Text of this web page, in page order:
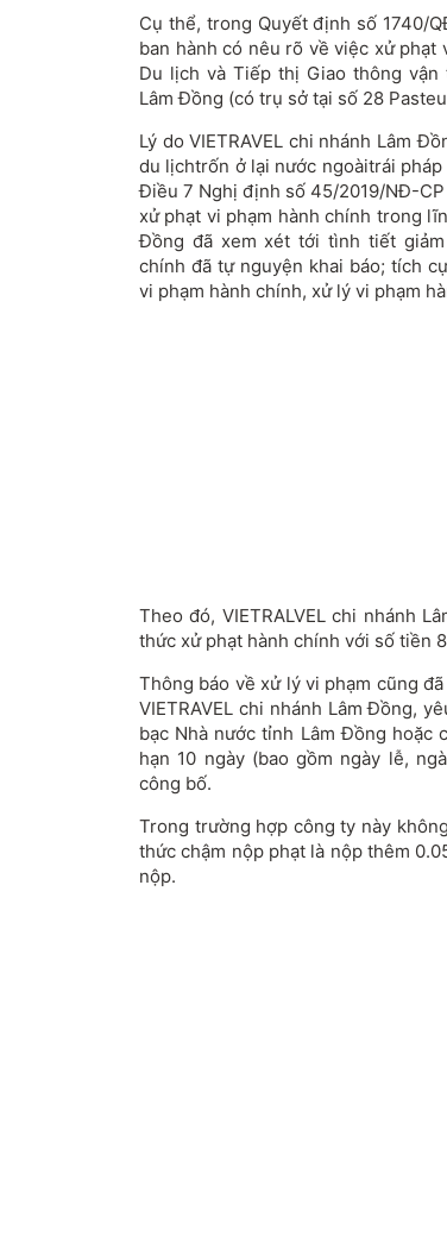
Cụ thể, trong Quyết định số 1740/
ban hành có nêu rõ về việc xử
Du lịch và Tiếp thị Giao thông vận
Lâm Đồng (có trụ sở tại số 28
Lý do VIETRAVEL chi nhánh Lâm
du lịchtrốn ở lại nước ngoàitrái
Điều 7 Nghị định số 45/2019/NĐ-
xử phạt vi phạm hành chính trong
Đồng đã xem xét tới tình tiết
chính đã tự nguyện khai báo; tích
vi phạm hành chính, xử lý vi phạm
Theo đó, VIETRALVEL chi nhánh
thức xử phạt hành chính với số tiền
Thông báo về xử lý vi phạm cũng
VIETRAVEL chi nhánh Lâm Đồng,
bạc Nhà nước tỉnh Lâm Đồng
hạn 10 ngày (bao gồm ngày lễ,
công bố.
Trong trường hợp công ty này
thức chậm nộp phạt là nộp thêm
nộp.